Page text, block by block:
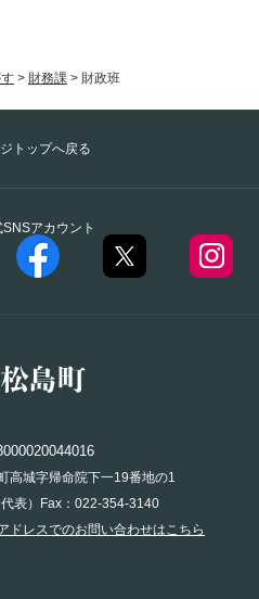
> 財務課 > 財政班
アカウント
トップへ戻る
高城字帰命院下一19番地の1
表）Fax：022-354-3140
ドレスでのお問い合わせはこちら